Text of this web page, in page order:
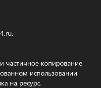
.
копирование
использовании
на ресурс.